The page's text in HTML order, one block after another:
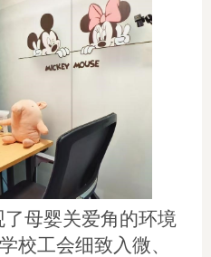
母婴关爱角的环境
校工会细致入微、